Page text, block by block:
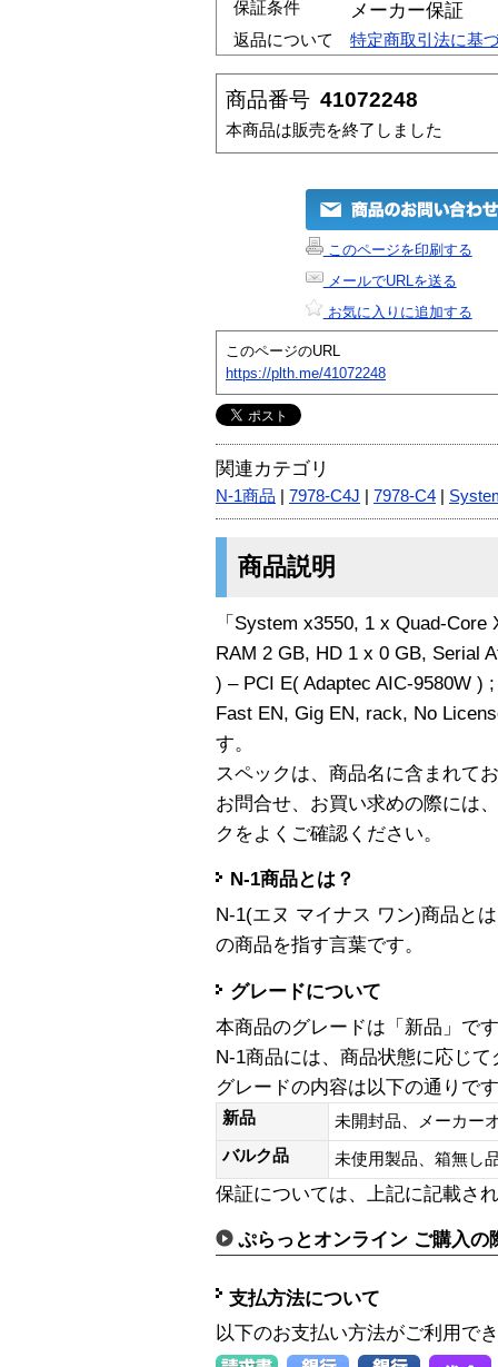
保証条件 メーカー保証
返品について 特定商取引法に基
商品番号 41072248
本商品は販売を終了しました
このページを印刷する
メールでURLを送る
お気に入りに追加する
このページのURL
https://plth.me/41072248
関連カテゴリ
N-1商品 7978-C4J 7978-C4
商品説明
「System x3550, 1 x Quad-
RAM 2 GB, HD 1 x 0 GB, Serial
) – PCI E( Adaptec AIC-9580W )
Fast EN, Gig EN, rack, No
す。
スペックは、商品名に含まれて
お問合せ、お買い求めの際には
クをよくご確認ください。
N-1商品とは？
N-1(エヌ マイナス ワン)商品と
の商品を指す言葉です。
グレードについて
本商品のグレードは「新品」です
N-1商品には、商品状態に応じ
グレードの内容は以下の通りで
新品
未開封品、メーカー
バルク品
未使用製品、箱無
保証については、上記に記載さ
ぷらっとオンライン ご購入の
支払方法について
以下のお支払い方法がご利用で